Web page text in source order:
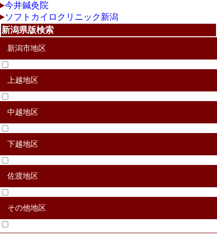
今井鍼灸院
ソフトカイロクリニック新潟
新潟県版検索
新潟市地区
北区
東区
中央区
江南区
秋葉区
南区
西区
西蒲区
上越地区
上越市
糸魚川市
妙高市
中越地区
加茂市
三条市
長岡市
柏崎市
小千谷市
十日町
見附市
魚沼市
南魚沼市
南蒲原郡田上町
三島郡出雲崎町
北魚沼郡川口町
南魚沼郡湯沢町
中魚沼郡津南町
刈羽郡刈羽村
下越地区
新発田市
村上市
燕市
五泉市
阿賀野市
胎内市
北蒲原郡聖籠町
西蒲原郡弥彦村
東蒲原郡阿賀町
岩船群関川村
岩船群粟島浦村
佐渡地区
佐渡市
その他地区